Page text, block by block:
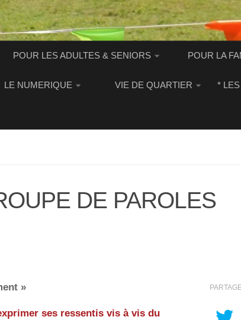
POUR LES ADULTES & SENIORS POUR LA
LE NUMERIQUE VIE DE QUARTIER * LES
DE PAROLES
»
ses ressentis vis à vis du